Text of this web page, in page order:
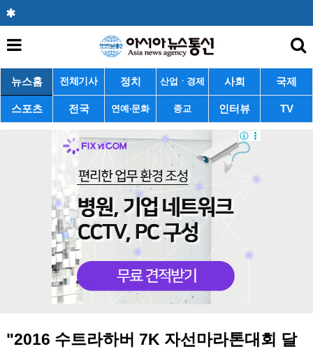
뉴스홈 전체기사 정치 산업ㆍ경제 사회 국제
스포츠 전국 연예·문화 종교 인터뷰 TV
"2016 수트라하버 7K 자선마라톤대회 달